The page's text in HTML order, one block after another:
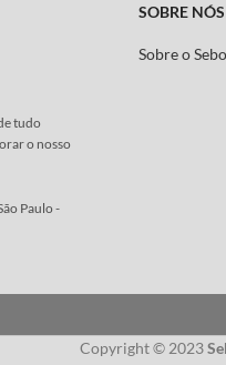
tudo
o nosso
Paulo -
SOBRE NÓS
Sobre o Sebo
Copyright © 2023